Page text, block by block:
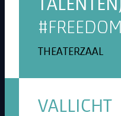
#FREEDOM
THEATERZAAL
VALLICHT